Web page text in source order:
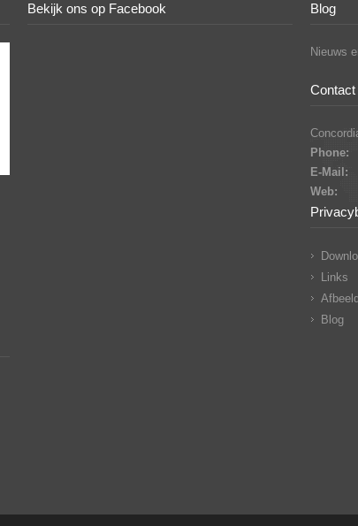
Bekijk ons op Facebook Blog
Nieuws
Contact
Phone:
E-Mail:
Web:
Links
Blog